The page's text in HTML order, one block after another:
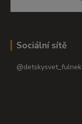
Sociální sítě
@detskysvet_fulnek